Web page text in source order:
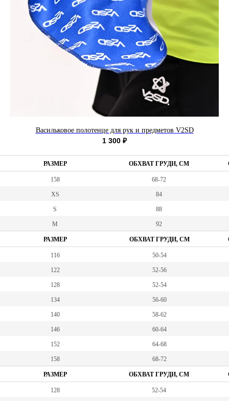
Васильковое полотенце для рук и предметов V2SD
1 300 ₽
РАЗМЕР ОБХВАТ ГРУДИ, СМ
158 68-72
XS 84
S 88
M 92
РАЗМЕР ОБХВАТ ГРУДИ, СМ
116 50-54
122 52-56
128 52-54
134 56-60
140 58-62
146 60-64
152 64-68
158 68-72
РАЗМЕР ОБХВАТ ГРУДИ, СМ
128 52-54